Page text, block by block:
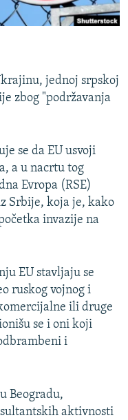
jednoj srpskoj
zbog "podržavanja
se da EU usvoji
a u nacrtu tog
Evropa (RSE)
Srbije, koja je, kako
invazije na
EU stavljaju se
ruskog vojnog i
ili druge
se i oni koji
i
Beogradu,
aktivnosti